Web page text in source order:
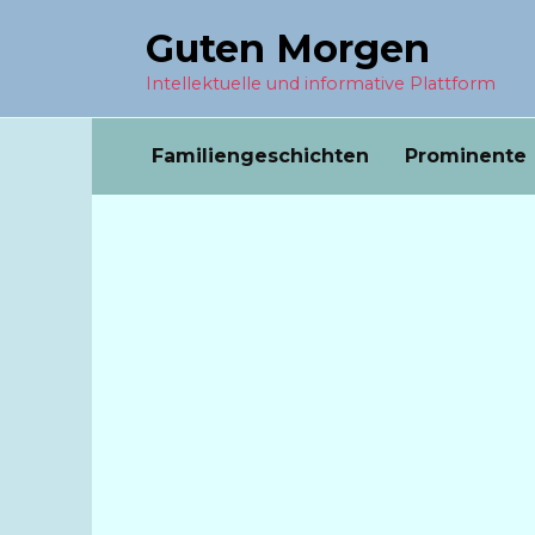
Guten Morgen
Intellektuelle und informative Plattform
Familiengeschichten Prominente